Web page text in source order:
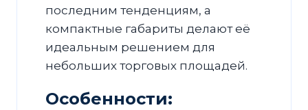
последним тенденциям, а
компактные габариты делают её
идеальным решением для
небольших торговых площадей.
Особенности: